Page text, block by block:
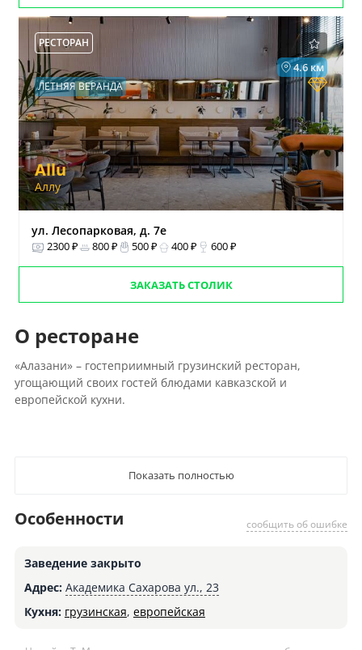
РЕСТОРАН
4.6 км
ЛЕТНЯЯ ВЕРАНДА
Allu
Аллу
ул. Лесопарковая, д. 7е
2300 ₽ 800 ₽ 500 ₽ 400 ₽ 600 ₽
ЗАКАЗАТЬ СТОЛИК
О ресторане
«Алазани» – гостеприимный грузинский ресторан,
угощающий своих гостей блюдами кавказской и
европейской кухни.
Показать полностью
сообщить об ошибке
Особенности
Заведение закрыто
Адрес: Академика Сахарова ул., 23
Кухня: грузинская, европейская